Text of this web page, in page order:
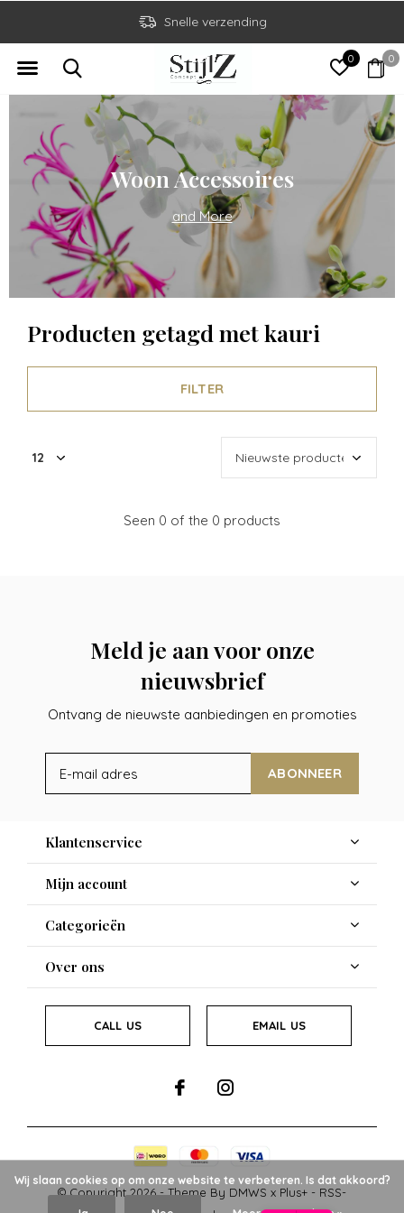
0 0
Snelle verzending
Woon Accessoires
and More
Producten getagd met kauri
FILTER
Seen 0 of the 0 products
Meld je aan voor onze
nieuwsbrief
Ontvang de nieuwste aanbiedingen en promoties
ABONNEER
Klantenservice
Mijn account
Categorieën
Over ons
CALL US EMAIL US
© Copyright2026- Theme By DMWS x Plus+ - RSS-
Wij slaan cookies op om onze website te verbeteren. Is dat akkoord?